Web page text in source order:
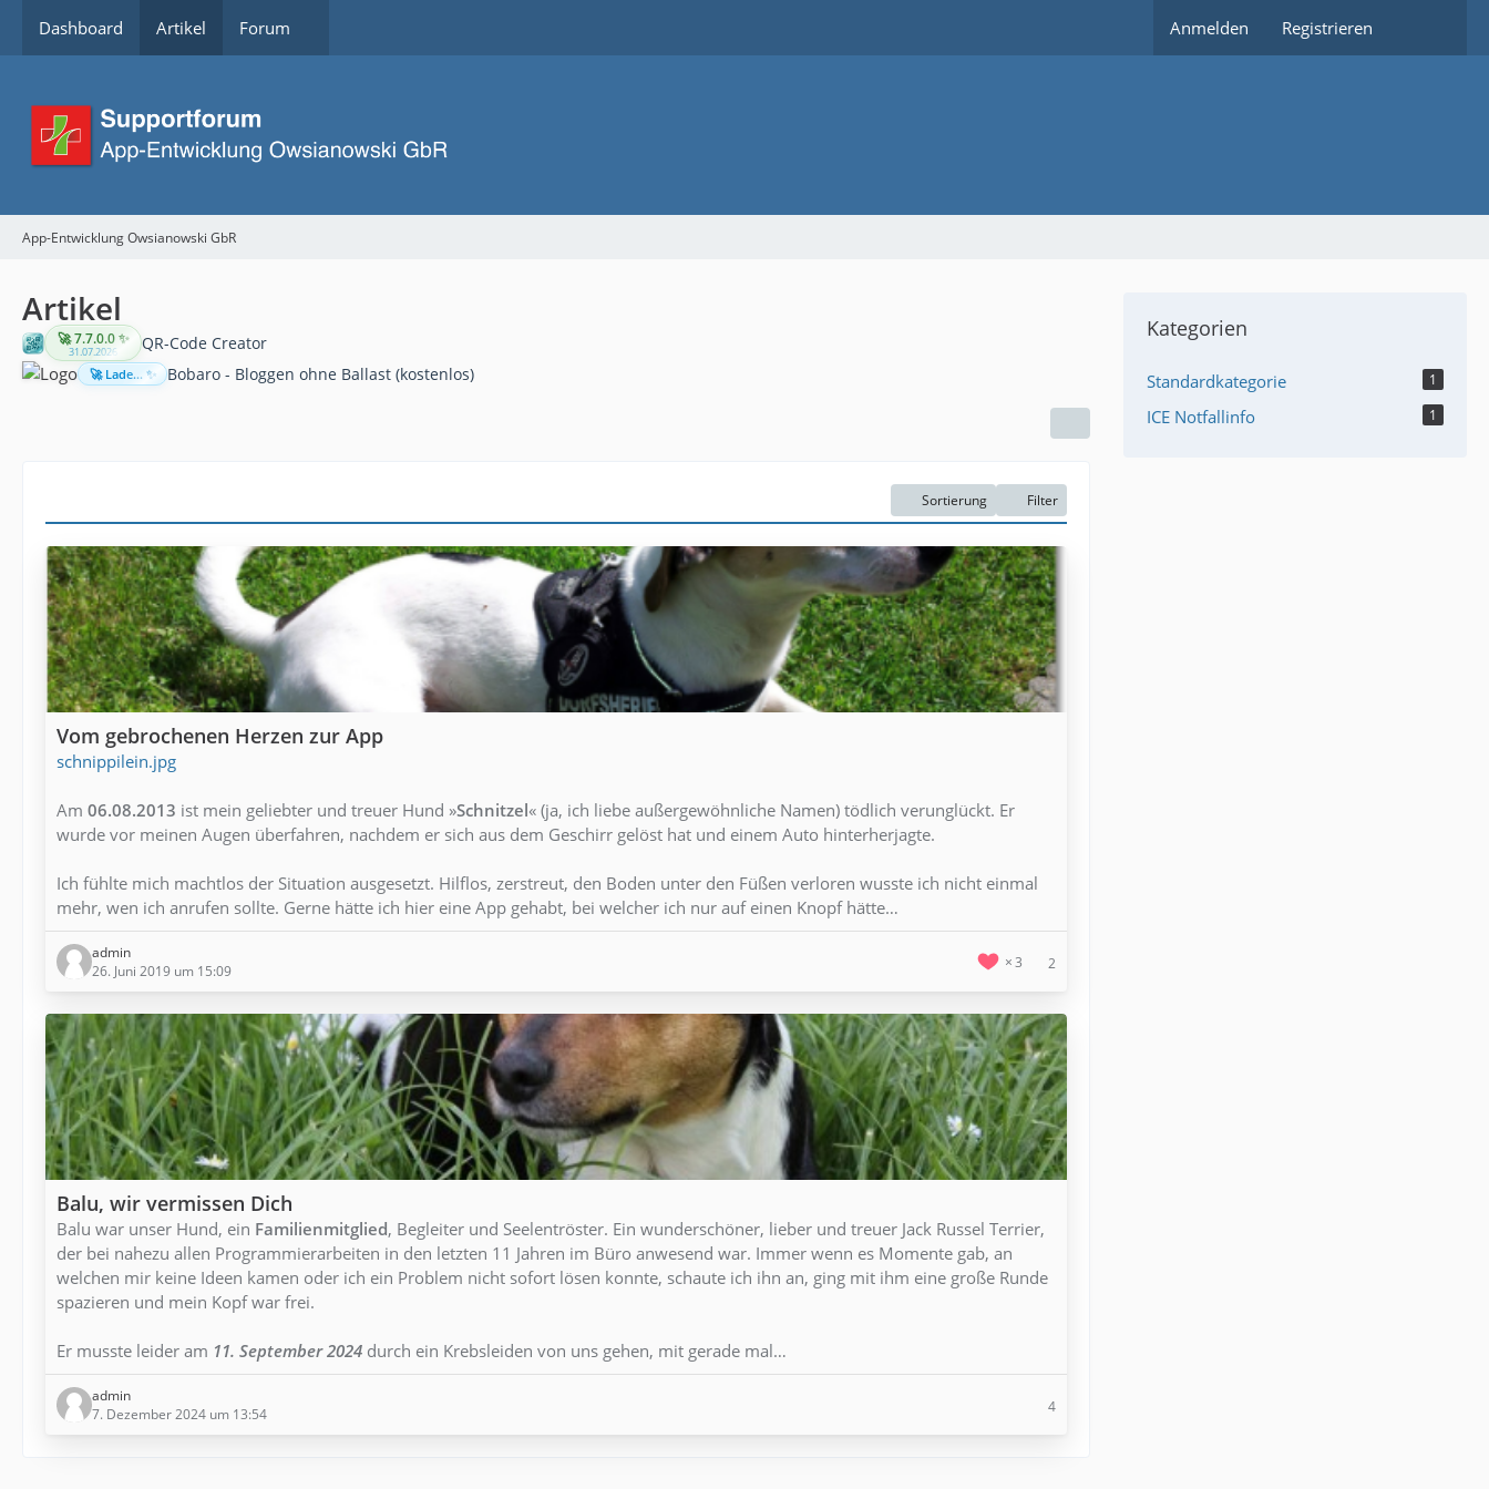
Dashboard Artikel Forum Anmelden Registrieren
App-Entwicklung Owsianowski GbR
Artikel
🚀 7.7.0.0 ✨
31.07.2026 QR-Code Creator
🚀 Lade... ✨ Bobaro - Bloggen ohne Ballast (kostenlos)
Sortierung Filter
Vom gebrochenen Herzen zur App
schnippilein.jpg
Am 06.08.2013 ist mein geliebter und treuer Hund »Schnitzel« (ja, ich liebe außergewöhnliche Namen) tödlich verunglückt. Er
wurde vor meinen Augen überfahren, nachdem er sich aus dem Geschirr gelöst hat und einem Auto hinterherjagte.
Ich fühlte mich machtlos der Situation ausgesetzt. Hilflos, zerstreut, den Boden unter den Füßen verloren wusste ich nicht einmal
mehr, wen ich anrufen sollte. Gerne hätte ich hier eine App gehabt, bei welcher ich nur auf einen Knopf hätte…
admin
26. Juni 2019 um 15:09
3 2
Balu, wir vermissen Dich
Balu war unser Hund, ein Familienmitglied, Begleiter und Seelentröster. Ein wunderschöner, lieber und treuer Jack Russel Terrier,
der bei nahezu allen Programmierarbeiten in den letzten 11 Jahren im Büro anwesend war. Immer wenn es Momente gab, an
welchen mir keine Ideen kamen oder ich ein Problem nicht sofort lösen konnte, schaute ich ihn an, ging mit ihm eine große Runde
spazieren und mein Kopf war frei.
Er musste leider am 11. September 2024 durch ein Krebsleiden von uns gehen, mit gerade mal…
admin
7. Dezember 2024 um 13:54
4
Kategorien
Standardkategorie 1
ICE Notfallinfo 1